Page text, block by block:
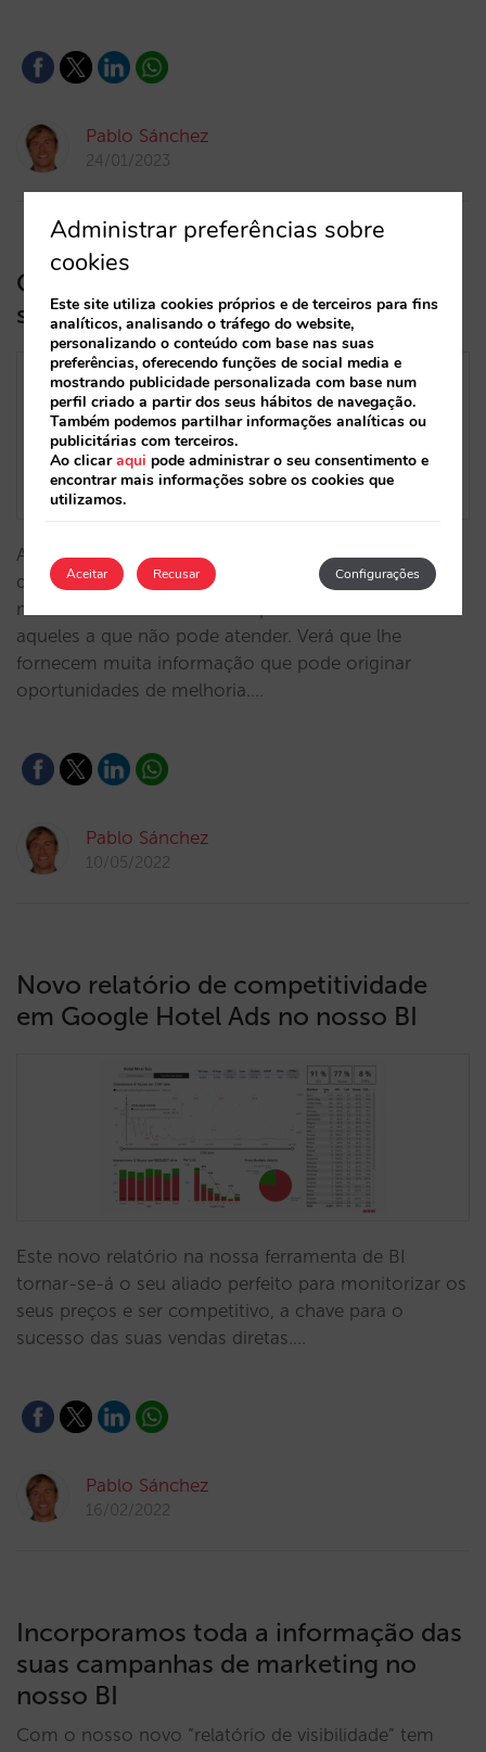
Pablo Sánchez
24/01/2023
Conheça e tire o máximo partido dos
seus dados de procura
Ao analisar as suas vendas diretas, não ignore os
dados de pedidos de reserva que recebe no seu
motor de reservas. Tanto os pedidos totais como
aqueles a que não pode atender. Verá que lhe
fornecem muita informação que pode originar
oportunidades de melhoria.…
Pablo Sánchez
10/05/2022
Novo relatório de competitividade
em Google Hotel Ads no nosso BI
Este novo relatório na nossa ferramenta de BI
tornar-se-á o seu aliado perfeito para monitorizar os
seus preços e ser competitivo, a chave para o
sucesso das suas vendas diretas.…
Pablo Sánchez
16/02/2022
Incorporamos toda a informação das
suas campanhas de marketing no
nosso BI
Com o nosso novo “relatório de visibilidade” tem
Administrar preferências sobre
cookies
Este site utiliza cookies próprios e de terceiros para fins
analíticos, analisando o tráfego do website,
personalizando o conteúdo com base nas suas
preferências, oferecendo funções de social media e
mostrando publicidade personalizada com base num
perfil criado a partir dos seus hábitos de navegação.
Também podemos partilhar informações analíticas ou
publicitárias com terceiros.
Ao clicaraqui pode administrar o seu consentimento e
encontrar mais informações sobre os cookies que
utilizamos.
Aceitar Configurações
Recusar